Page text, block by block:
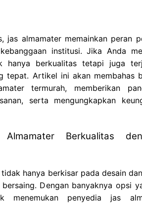
jas almamater memainkan peran
institusi. Jika Anda
hanya berkualitas tetapi juga
tepat. Artikel ini akan membahas
termurah, memberikan
serta mengungkapkan
Berkualitas
hanya berkisar pada desain
Dengan banyaknya opsi
menemukan penyedia jas